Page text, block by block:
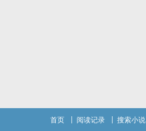
首页 阅读记录 搜索小说